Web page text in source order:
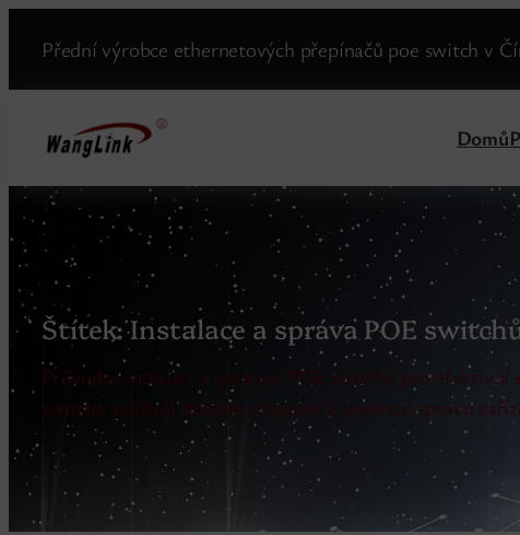
Přední výrobce ethernetových přepínačů poe switch v
Domů
Štítek:Instalace a správa POE
Průvodce instalací a správou POE switchů pro
switche zajišťují stabilní připojení a snadnou správu